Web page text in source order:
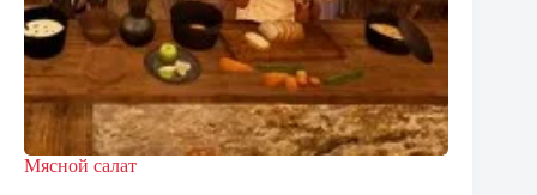
Мясной салат